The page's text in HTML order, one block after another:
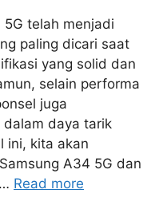
telah menjadi
paling dicari saat
yang solid dan
selain performa
juga
dalam daya tarik
ini, kita akan
A34 5G dan
Read more